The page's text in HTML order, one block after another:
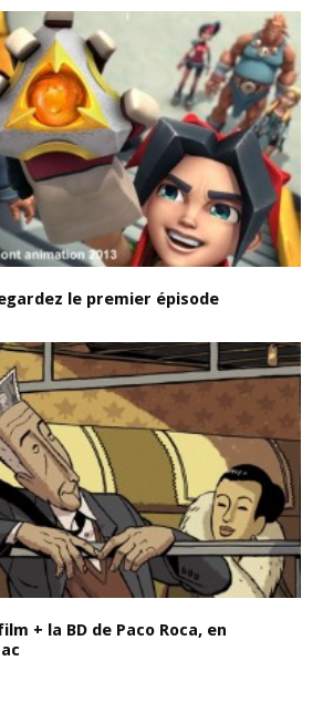
le premier épisode
+ la BD de Paco Roca, en